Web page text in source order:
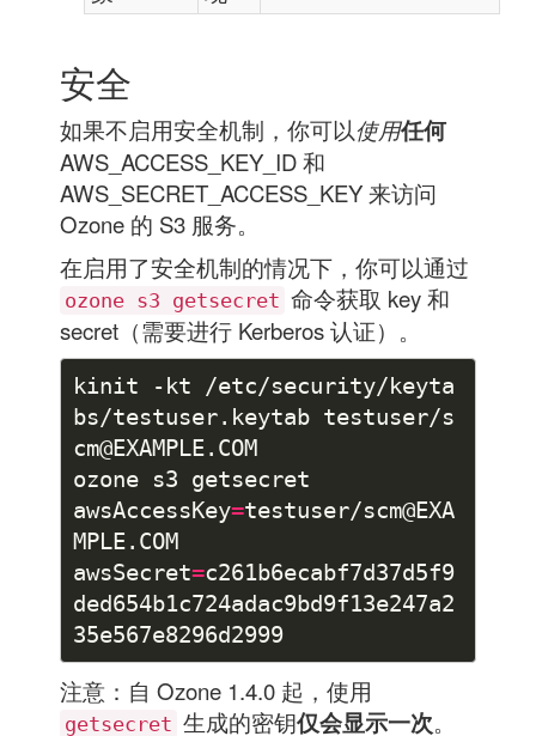
安全
如果不启用安全机制，你可以使用任何
AWS_ACCESS_KEY_ID 和
AWS_SECRET_ACCESS_KEY 来访问
Ozone 的 S3 服务。
在启用了安全机制的情况下，你可以通过
ozone s3 getsecret 命令获取 key 和
secret（需要进行 Kerberos 认证）。
kinit -kt /etc/security/keyta
bs/testuser.keytab testuser/s
cm@EXAMPLE.COM
awsAccessKey=testuser/scm@EXA
MPLE.COM
awsSecret=c261b6ecabf7d37d5f9
ded654b1c724adac9bd9f13e247a2
35e567e8296d2999
注意：自 Ozone 1.4.0 起，使用
getsecret 生成的密钥仅会显示一次。